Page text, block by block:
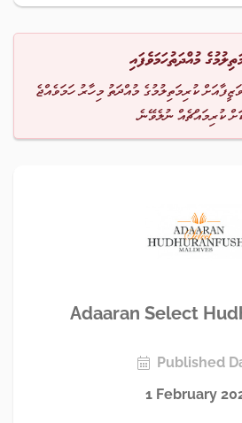
މުއްދަތުހަމަވެފައި
ކުރިމަތިލުމުގެ މުއްދަތު މިހާރު ހަމަވެއްޖެ
ކުރިމައްޗެއް ނުލެވޭނެ.
Adaaran Select
Published
1 February